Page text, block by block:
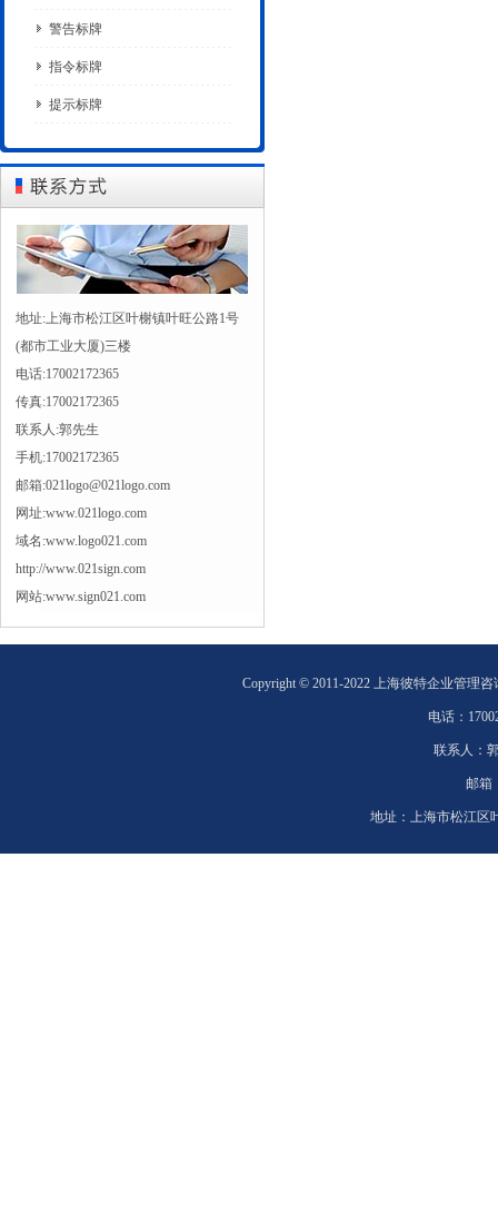
警告标牌
指令标牌
提示标牌
地址:上海市松江区叶榭镇叶旺公路1号
(都市工业大厦)三楼
电话:17002172365
传真:17002172365
联系人:郭先生
手机:17002172365
邮箱:021logo@021logo.com
网址:www.021logo.com
域名:www.logo021.com
http://www.021sign.com
网站:www.sign021.com
Copyright © 2011-2022 上海彼特企业管理
电话：
联系人：
邮箱
地址： 上海市松江区